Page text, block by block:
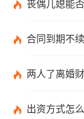
丧偶儿媳能否继承
合同到期不续签有补偿
两人了离婚财产怎
出资方式怎么